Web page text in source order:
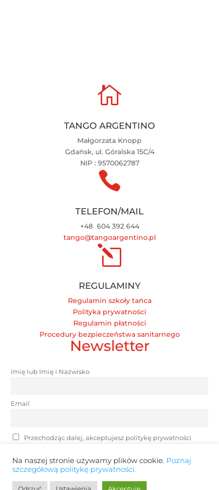

TANGO ARGENTINO
Małgorzata Knopp
Gdańsk, ul. Góralska 15C/4
NIP : 9570062787

TELEFON/MAIL
+48 604 392 644
tango@tangoargentino.pl
l
REGULAMINY
Regulamin szkoły tańca
Polityka prywatności
Regulamin płatności
Procedury bezpieczeństwa sanitarnego
Newsletter
Imię lub Imię i Nazwisko
Email
Przechodząc dalej, akceptujesz politykę prywatności
Na naszej stronie używamy plików cookie. Poznaj
szczegółową politykę prywatności.